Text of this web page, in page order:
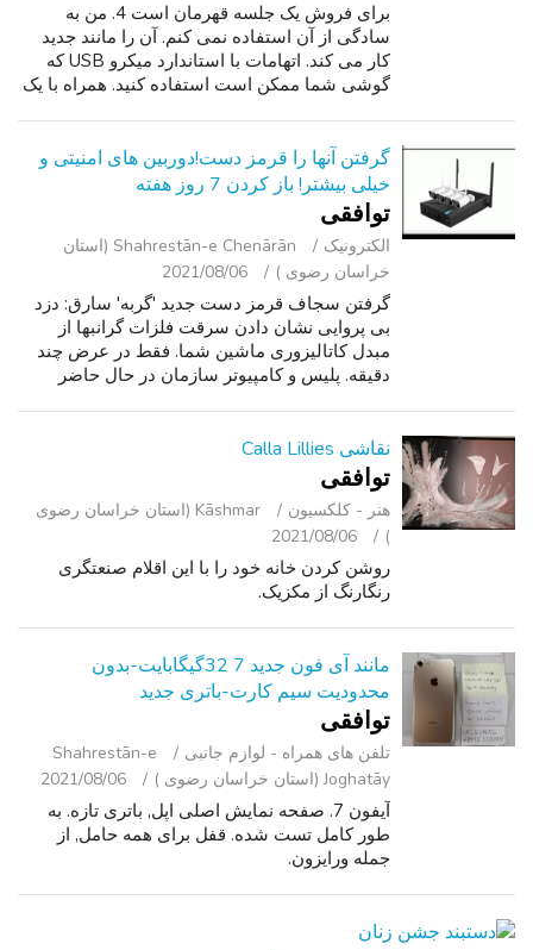
برای فروش یک جلسه قهرمان است 4. من به
سادگی از آن استفاده نمی کنم. آن را مانند جدید
کار می کند. اتهامات با استاندارد میکرو USB که
گوشی شما ممکن است استفاده کنید. همراه با یک
گرفتن آنها را قرمز دست!دوربین های امنیتی و
خیلی بیشتر! باز کردن 7 روز هفته
توافقی
الکترونیک
Shahrestān-e Chenārān (استان
خراسان رضوی )
2021/08/06
گرفتن سجاف قرمز دست جدید 'گربه' سارق: دزد
بی پروایی نشان دادن سرقت فلزات گرانبها از
مبدل کاتالیزوری ماشین شما. فقط در عرض چند
دقیقه. پلیس و کامپیوتر سازمان در حال حاضر
نقاشی Calla Lillies
توافقی
هنر - کلکسیون
Kāshmar (استان خراسان رضوی
)
2021/08/06
روشن کردن خانه خود را با این اقلام صنعتگری
رنگارنگ از مکزیک.
مانند آی فون جدید 7 32گیگابایت-بدون
محدودیت سیم کارت-باتری جدید
توافقی
تلفن ‌های همراه - لوازم جانبی
Shahrestān-e
Joghatāy (استان خراسان رضوی )
2021/08/06
آیفون 7. صفحه نمایش اصلی اپل, باتری تازه. به
طور کامل تست شده. قفل برای همه حامل, از
جمله ورایزون.